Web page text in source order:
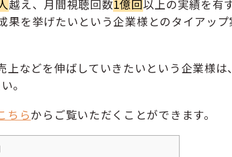
越え、月間視聴回数1億回以上の実績を有
果を挙げたいという企業様とのタイアップ
などを伸ばしていきたいという企業様は、
。
ちらからご覧いただくことができます。